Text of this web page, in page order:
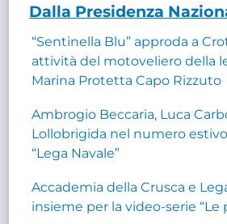
Dalla Presidenza
“Sentinella Blu” approda a
attività del motoveliero della
Marina Protetta Capo Rizzuto
Ambrogio Beccaria, Luca
Lollobrigida nel numero
“Lega Navale”
Accademia della Crusca e
insieme per la video-serie “Le